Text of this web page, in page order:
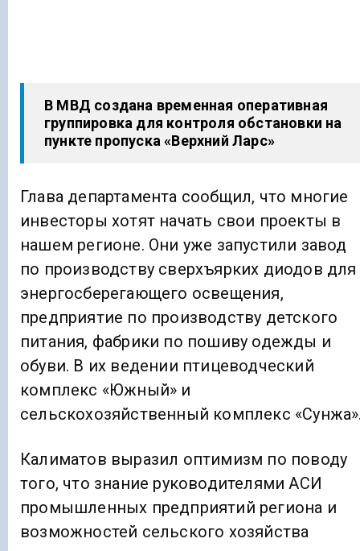
В МВД создана временная оперативная
группировка для контроля обстановки на
пункте пропуска «Верхний Ларс»
Глава департамента сообщил, что многие
инвесторы хотят начать свои проекты в
нашем регионе. Они уже запустили завод
по производству сверхъярких диодов для
энергосберегающего освещения,
предприятие по производству детского
питания, фабрики по пошиву одежды и
обуви. В их ведении птицеводческий
комплекс «Южный» и
сельскохозяйственный комплекс
Калиматов выразил оптимизм по поводу
того, что знание руководителями АСИ
промышленных предприятий региона и
возможностей сельского хозяйства